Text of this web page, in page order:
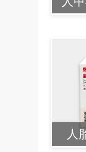
人